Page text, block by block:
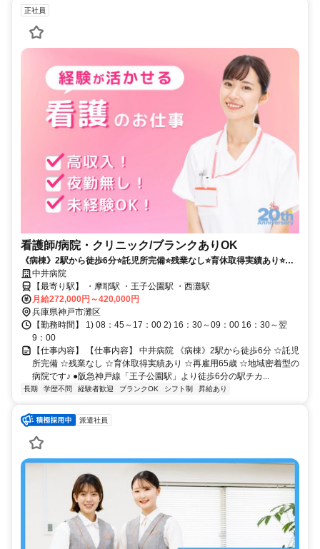
正社員
看護師/病院・クリニック/ブランクありOK
《病棟》2駅から徒歩6分⭐託児所完備⭐残業なし⭐育休取得実績あり⭐再
雇用65歳⭐地域密着型の病院です✨
中井病院
【最寄り駅】 ・摩耶駅 ・王子公園駅 ・西灘駅
月給272,000円～420,000円
兵庫県神戸市灘区
【勤務時間】 1) 08：45～17：00 2) 16：30～09：00 16：30～翌
9：00
【仕事内容】 【仕事内容】 中井病院 《病棟》2駅から徒歩6分 ☆託児
所完備 ☆残業なし ☆育休取得実績あり ☆再雇用65歳 ☆地域密着型の
病院です♪ ●阪急神戸線「王子公園駅」より徒歩6分の駅チカ...
長期 学歴不問 経験者歓迎 ブランクOK シフト制 昇給あり
派遣社員